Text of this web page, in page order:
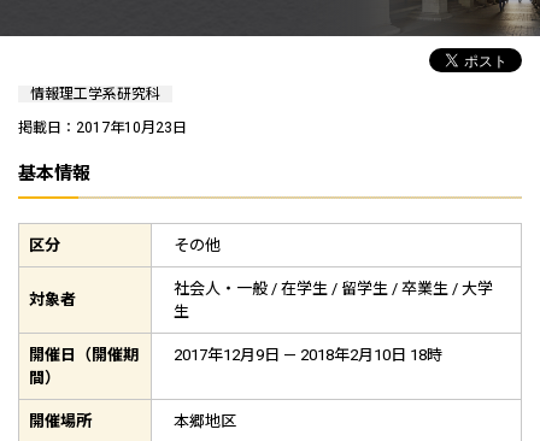
情報理工学系研究科
掲載日：2017年10月23日
基本情報
区分 その他
対象者
社会人・一般 / 在学生 / 留学生 / 卒業生 / 大学
生
開催日（開催期
間）
2017年12月9日 — 2018年2月10日 18時
開催場所 本郷地区